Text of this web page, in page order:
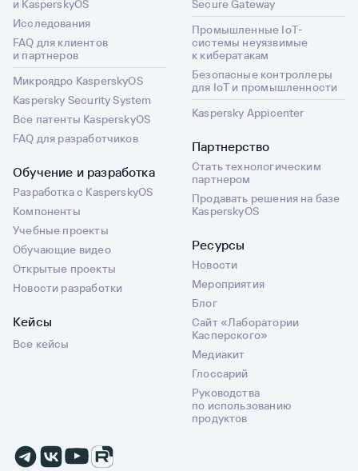
и KasperskyOS
Исследования
FAQ для клиентов
и партнеров
Микроядро KasperskyOS
Kaspersky Security System
Все патенты KasperskyOS
FAQ для разработчиков
Обучение и разработка
Разработка с KasperskyOS
Компоненты
Учебные проекты
Обучающие видео
Открытые проекты
Новости разработки
Кейсы
Все кейсы
Secure Gateway
Промышленные IoT-
системы неуязвимые
к кибератакам
Безопасные контроллеры
для IoT и промышленности
Kaspersky Appicenter
Партнерство
Стать технологическим
партнером
Продавать решения на базе
KasperskyOS
Ресурсы
Новости
Мероприятия
Блог
Сайт «Лаборатории
Касперского»
Медиакит
Глоссарий
Руководства
по использованию
продуктов